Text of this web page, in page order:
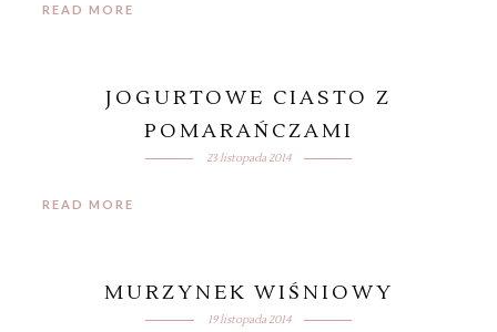
READ MORE
JOGURTOWE CIASTO Z
POMARAŃCZAMI
23 listopada 2014
READ MORE
MURZYNEK WIŚNIOWY
19 listopada 2014